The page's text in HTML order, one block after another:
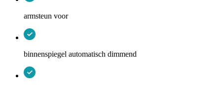
armsteun voor
binnenspiegel automatisch dimmend